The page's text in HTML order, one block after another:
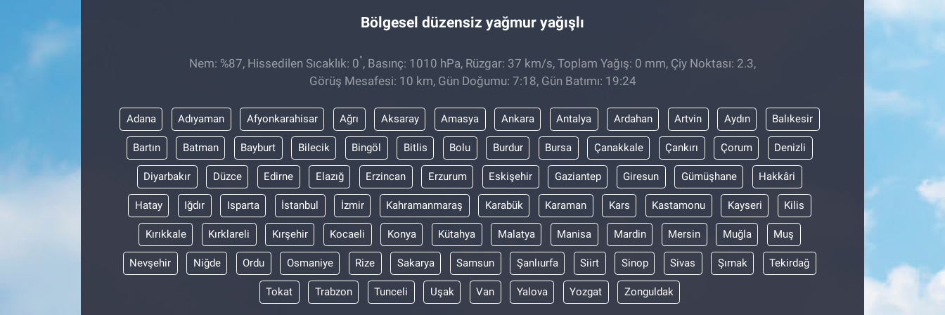
Bölgesel düzensiz yağmur yağışlı
Nem: %87, Hissedilen Sıcaklık: 0°, Basınç: 1010 hPa, Rüzgar: 37 km/s, Toplam Yağış: 0 mm, Çiy Noktası: 2.3,
Görüş Mesafesi: 10 km, Gün Doğumu: 7:18, Gün Batımı: 19:24
Adana Adıyaman Afyonkarahisar Ağrı Aksaray Amasya Ankara Antalya Ardahan Artvin Aydın Balıkesir
Bartın Batman Bayburt Bilecik Bingöl Bitlis Bolu Burdur Bursa Çanakkale Çankırı Çorum Denizli
Diyarbakır Düzce Edirne Elazığ Erzincan Erzurum Eskişehir Gaziantep Giresun Gümüşhane Hakkâri
Hatay Iğdır Isparta İstanbul İzmir Kahramanmaraş Karabük Karaman Kars Kastamonu Kayseri Kilis
Kırıkkale Kırklareli Kırşehir Kocaeli Konya Kütahya Malatya Manisa Mardin Mersin Muğla Muş
Nevşehir Niğde Ordu Osmaniye Rize Sakarya Samsun Şanlıurfa Siirt Sinop Sivas Şırnak Tekirdağ
Tokat Trabzon Tunceli Uşak Van Yalova Yozgat Zonguldak
Sağlıklı Yaşam